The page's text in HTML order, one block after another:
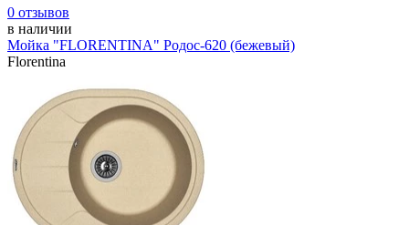
0 отзывов
в наличии
Мойка "FLORENTINA" Родос-620 (бежевый)
Florentina